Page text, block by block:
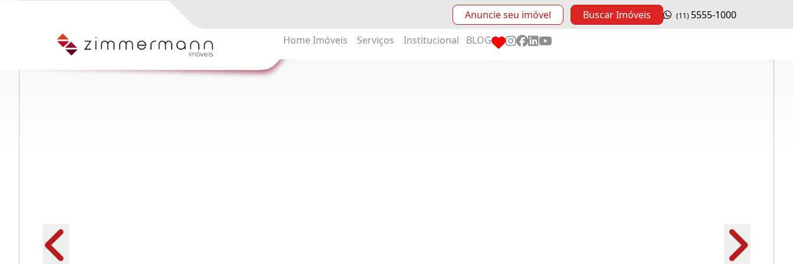
Anuncie seu imóvel Buscar Imóveis (11) 5555-1000
Home Imóveis Serviços Institucional BLOG